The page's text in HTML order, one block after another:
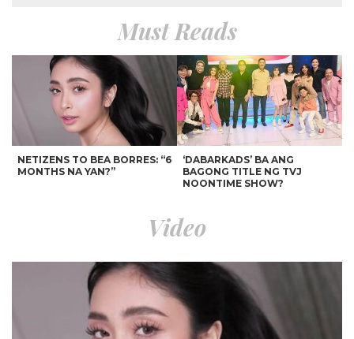
Must Reads
NETIZENS TO BEA BORRES: “6
MONTHS NA YAN?”
‘DABARKADS’ BA ANG
BAGONG TITLE NG TVJ
NOONTIME SHOW?
ELIAS MAY FATHER’S DAY
GIFT KAY JOHN LLOYD CRUZ
JOHN LLOYD CRUZ
MAGIGING ‘KAPUSO’ NA NGA
Video